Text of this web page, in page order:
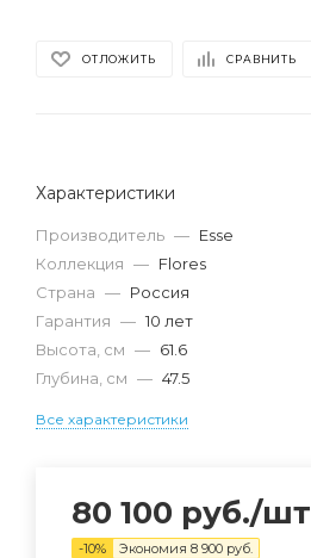
ОТЛОЖИТЬ СРАВНИТЬ
Характеристики
Производитель — Esse
Коллекция — Flores
Страна — Россия
Гарантия — 10 лет
Высота, см — 61.6
Глубина, см — 47.5
Все характеристики
80 100 руб./шт
-10% Экономия 8 900 руб.